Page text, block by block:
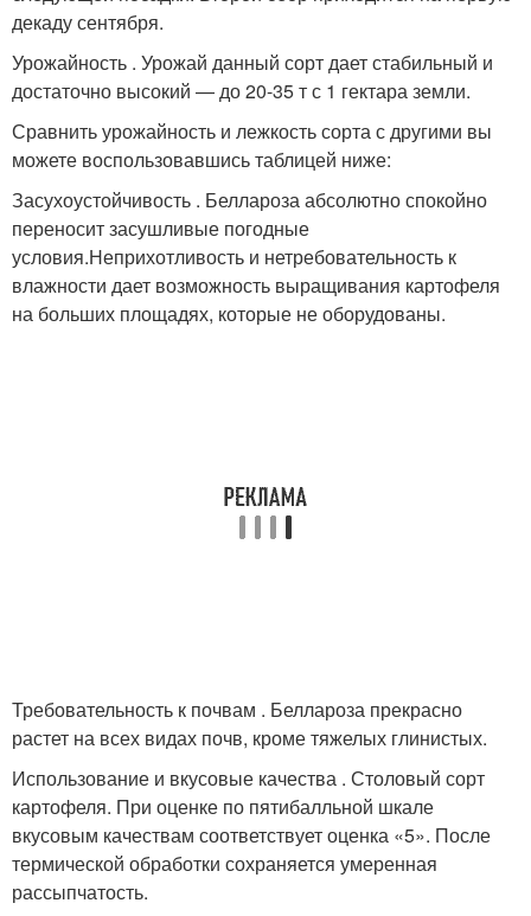
декаду сентября.
Урожайность . Урожай данный сорт дает стабильный и
достаточно высокий — до 20-35 т с 1 гектара земли.
Сравнить урожайность и лежкость сорта с другими вы
можете воспользовавшись таблицей ниже:
Засухоустойчивость . Беллароза абсолютно спокойно
переносит засушливые погодные
условия.Неприхотливость и нетребовательность к
влажности дает возможность выращивания картофеля
на больших площадях, которые не оборудованы.
Требовательность к почвам . Беллароза прекрасно
растет на всех видах почв, кроме тяжелых глинистых.
Использование и вкусовые качества . Столовый сорт
картофеля. При оценке по пятибалльной шкале
вкусовым качествам соответствует оценка «5». После
термической обработки сохраняется умеренная
рассыпчатость.